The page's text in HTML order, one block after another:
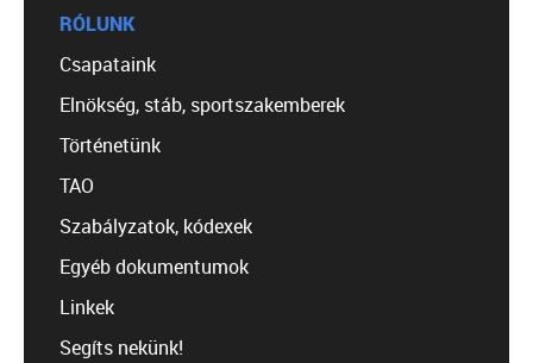
RÓLUNK
Csapataink
Elnökség, stáb, sportszakemberek
Történetünk
TAO
Szabályzatok, kódexek
Egyéb dokumentumok
Linkek
Segíts nekünk!